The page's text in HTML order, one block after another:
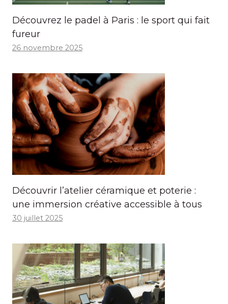
Découvrez le padel à Paris : le sport qui fait
fureur
26 novembre 2025
Découvrir l’atelier céramique et poterie :
une immersion créative accessible à tous
30 juillet 2025